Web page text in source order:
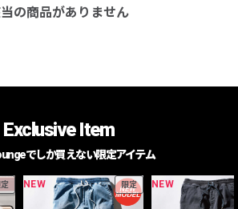
の商品がありません
Exclusive Item
でしか買えない限定アイテム
定 NEW 限定 NEW